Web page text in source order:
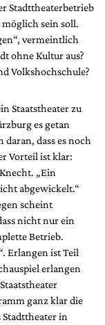
Stadttheaterbetrieb
sein soll.
vermeintlich
ohne Kultur aus?
Volkshochschule?
Staatstheater zu
es getan
dass es noch
Vorteil ist klar:
„Ein
abgewickelt.“
scheint
nicht nur ein
Betrieb.
Erlangen ist Teil
erlangen
ganz klar die
Stadttheater in